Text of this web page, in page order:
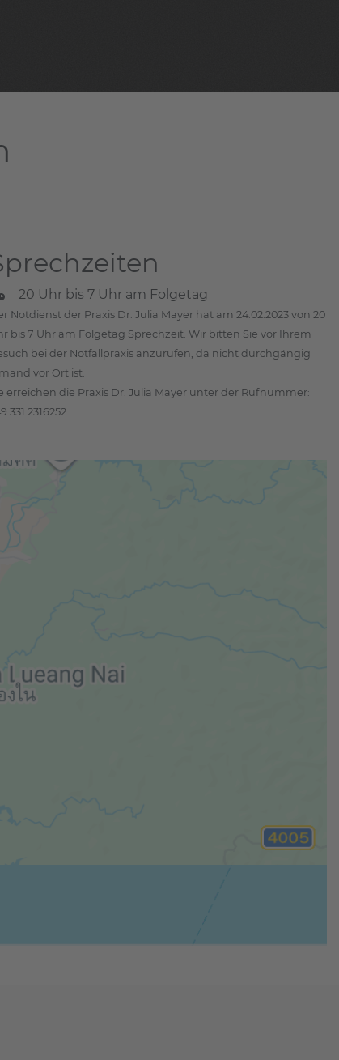
20 Uhr bis 7 Uhr am Folgetag
Notdienst der Praxis Dr. Julia Mayer hat am 24.02.2023 von 20
bis 7 Uhr am Folgetag Sprechzeit. Wir bitten Sie vor Ihrem
bei der Notfallpraxis anzurufen, da nicht durchgängig
vor Ort ist.
erreichen die Praxis Dr. Julia Mayer unter der Rufnummer:
331 2316252